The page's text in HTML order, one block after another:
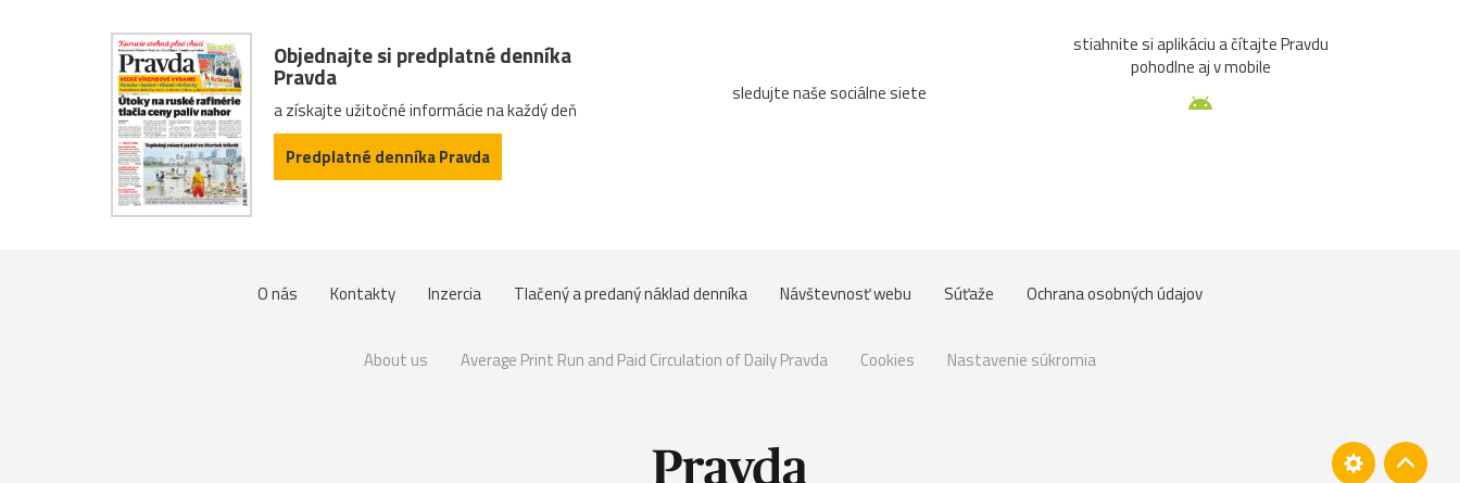
Objednajte si predplatné denníka
Pravda
a získajte užitočné informácie na každý deň
Predplatné denníka Pravda
sledujte naše sociálne siete
stiahnite si aplikáciu a čítajte Pravdu
pohodlne aj v mobile
O nás Kontakty Inzercia Tlačený a predaný náklad denníka Návštevnosť webu Súťaže Ochrana osobných údajov
About us Average Print Run and Paid Circulation of Daily Pravda Cookies Nastavenie súkromia